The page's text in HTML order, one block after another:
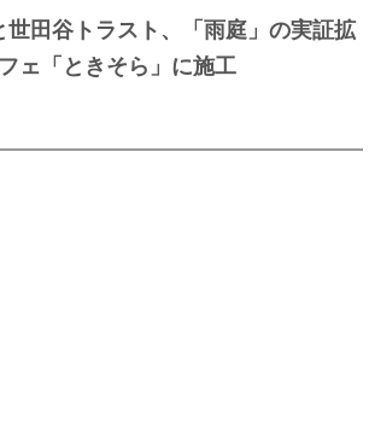
田谷トラスト、「雨庭」の実証拡
ェ「ときそら」に施工